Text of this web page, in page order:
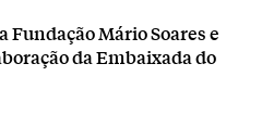
Mário Soares e
da Embaixada do